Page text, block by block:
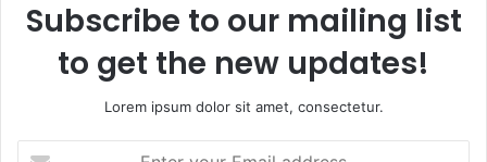
Subscribe to our mailing list
to get the new updates!
Lorem ipsum dolor sit amet, consectetur.